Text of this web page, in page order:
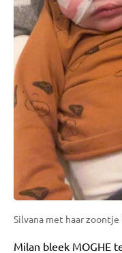
Silvana met haar
Milan bleek MOGHE